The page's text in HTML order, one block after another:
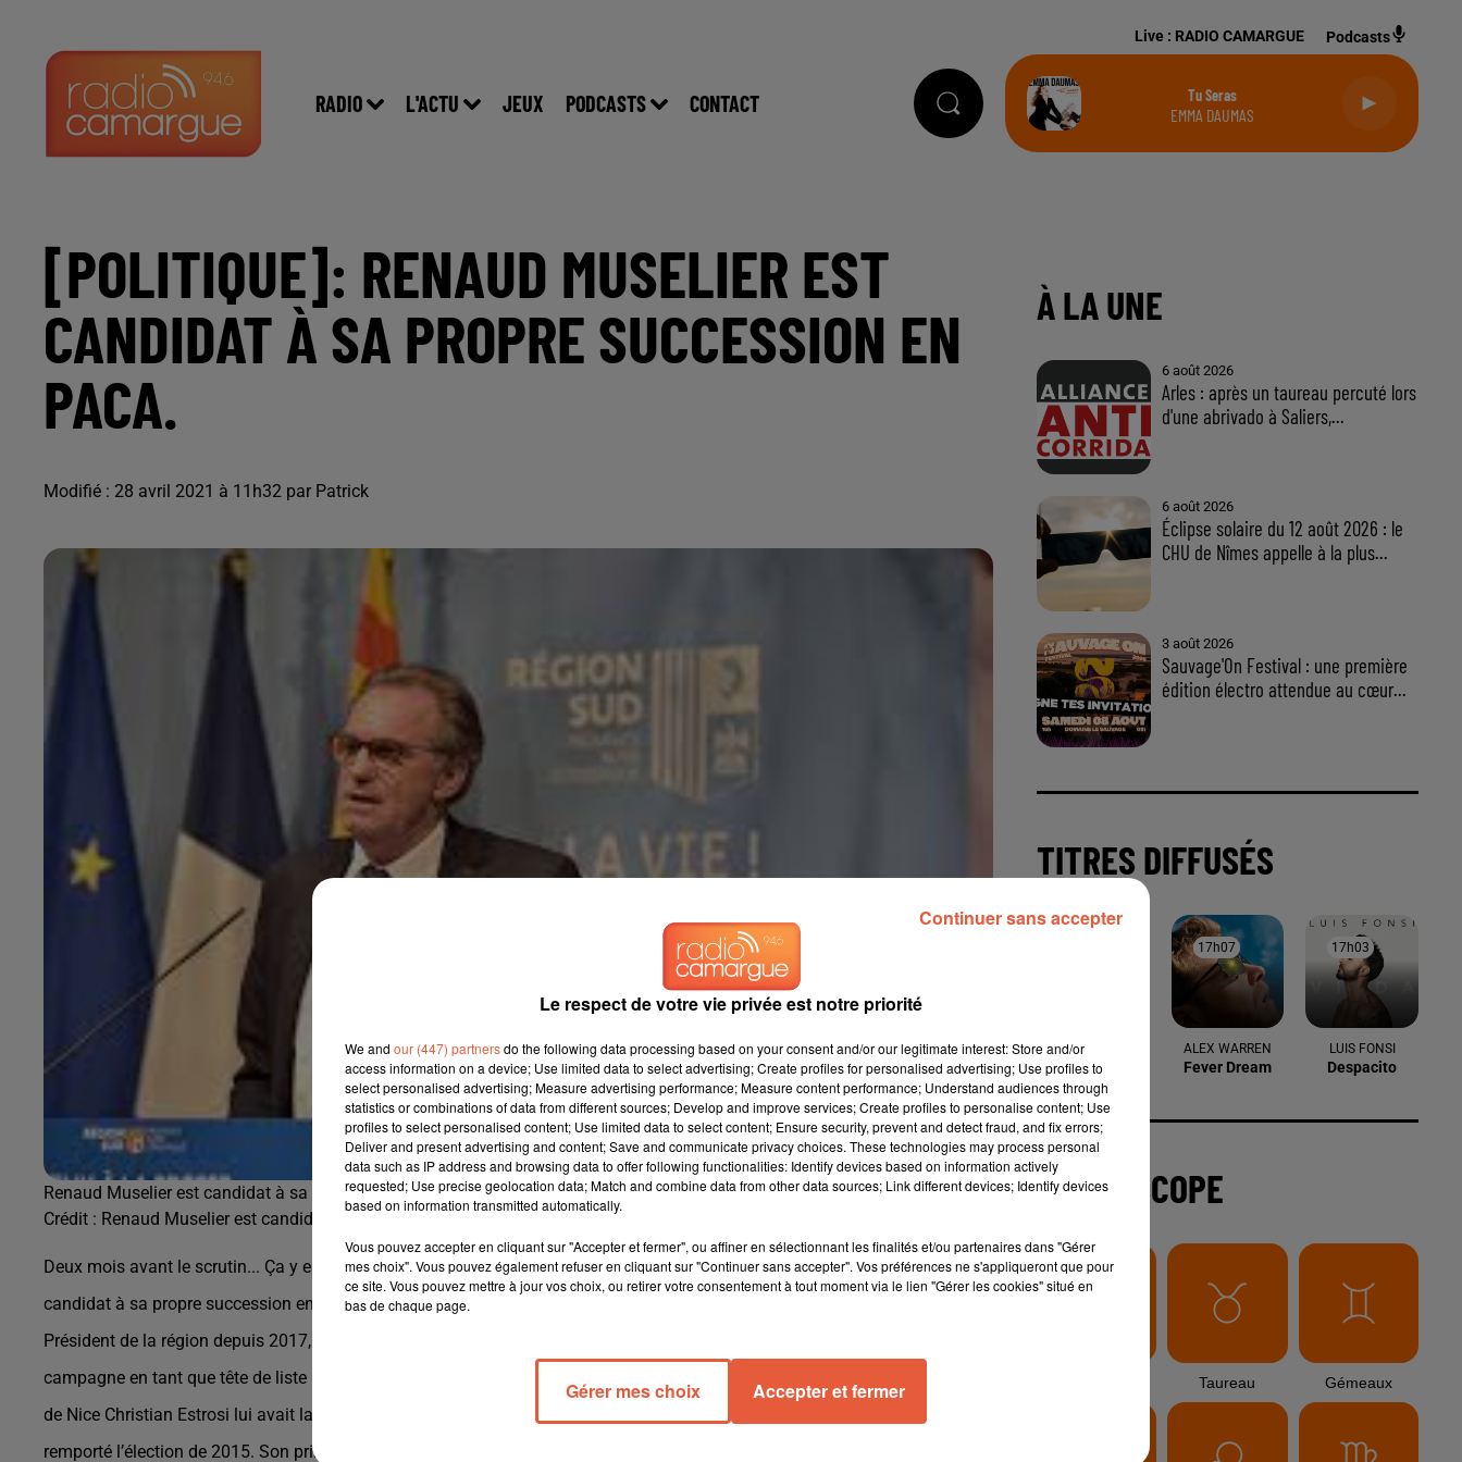
RADIO L'ACTU JEUX PODCASTS CONTACT
Live : RADIO CAMARGUE Podcasts
Tu Seras
EMMA DAUMAS
[POLITIQUE]: RENAUD MUSELIER EST
CANDIDAT À SA PROPRE SUCCESSION EN
PACA.
Modifié : 28 avril 2021 à 11h32 par Patrick
Renaud Muselier est candidat à sa propre succession en PACA.
Crédit : Renaud Muselier est candidat à sa propre succession en PACA.
Deux mois avant le scrutin... Ça y est, c’est officiel. Renaud Muselier est
candidat à sa propre succession en PACA.
Président de la région depuis 2017, c’est pourtant sa première
campagne en tant que tête de liste régionale Les Républicains. Le maire
de Nice Christian Estrosi lui avait laissé sa place deux ans après avoir
remporté l’élection de 2015. Son principal adversaire est un ancien
6 août 2026
Arles : après un taureau percuté lors
d'une abrivado à Saliers,...
Éclipse solaire du 12 août 2026 : le
CHU de Nîmes appelle à la plus...
3 août 2026
Sauvage'On Festival : une première
édition électro attendue au cœur...
Le respect de votre vie privée est notre priorité
We and our (447) partnersdo the following data processing based on your consent and/or our legitimate interest: Store and/or
access information on a device; Use limited data to select advertising; Create profiles for personalised advertising; Use profiles to
select personalised advertising; Measure advertising performance; Measure content performance; Understand audiences through
statistics or combinations of data from different sources; Develop and improve services; Create profiles to personalise content; Use
profiles to select personalised content; Use limited data to select content; Ensure security, prevent and detect fraud, and fix errors;
Deliver and present advertising and content; Save and communicate privacy choices. These technologies may process personal
data such as IP address and browsing data to offer following functionalities: Identify devices based on information actively
requested; Use precise geolocation data; Match and combine data from other data sources; Link different devices; Identify devices
based on information transmitted automatically.
Vous pouvez accepter en cliquant sur "Accepter et fermer", ou affiner en sélectionnant les finalités et/ou partenaires dans "Gérer
mes choix". Vous pouvez également refuser en cliquant sur "Continuer sans accepter". Vos préférences ne s'appliqueront que pour
ce site. Vous pouvez mettre à jour vos choix, ou retirer votre consentement à tout moment via le lien "Gérer les cookies" situé en
bas de chaque page.
Gérer mes choix Accepter et fermer
Continuer sans accepter